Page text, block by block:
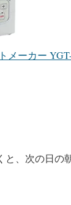
メーカー
と、次の日の